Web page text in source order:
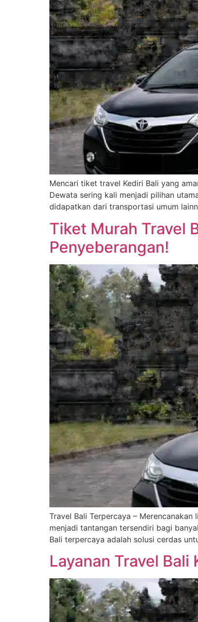
Mencari tiket travel Kediri Bali yang
Dewata sering kali menjadi pilihan
didapatkan dari transportasi umum
Tiket Murah Travel
Penyeberangan!
Travel Bali Terpercaya –
menjadi tantangan tersendiri bagi
Bali terpercaya adalah solusi cerdas
Layanan Travel Bali